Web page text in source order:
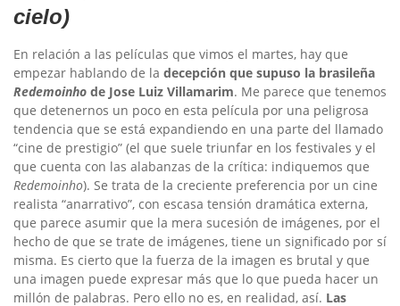
cielo)
En relación a las películas que vimos el martes, hay que
empezar hablando de la decepción que supuso la brasileña
Redemoinho de Jose Luiz Villamarim. Me parece que tenemos
que detenernos un poco en esta película por una peligrosa
tendencia que se está expandiendo en una parte del llamado
“cine de prestigio” (el que suele triunfar en los festivales y el
que cuenta con las alabanzas de la crítica: indiquemos que
Redemoinho). Se trata de la creciente preferencia por un cine
realista “anarrativo”, con escasa tensión dramática externa,
que parece asumir que la mera sucesión de imágenes, por el
hecho de que se trate de imágenes, tiene un significado por sí
misma. Es cierto que la fuerza de la imagen es brutal y que
una imagen puede expresar más que lo que pueda hacer un
millón de palabras. Pero ello no es, en realidad, así. Las